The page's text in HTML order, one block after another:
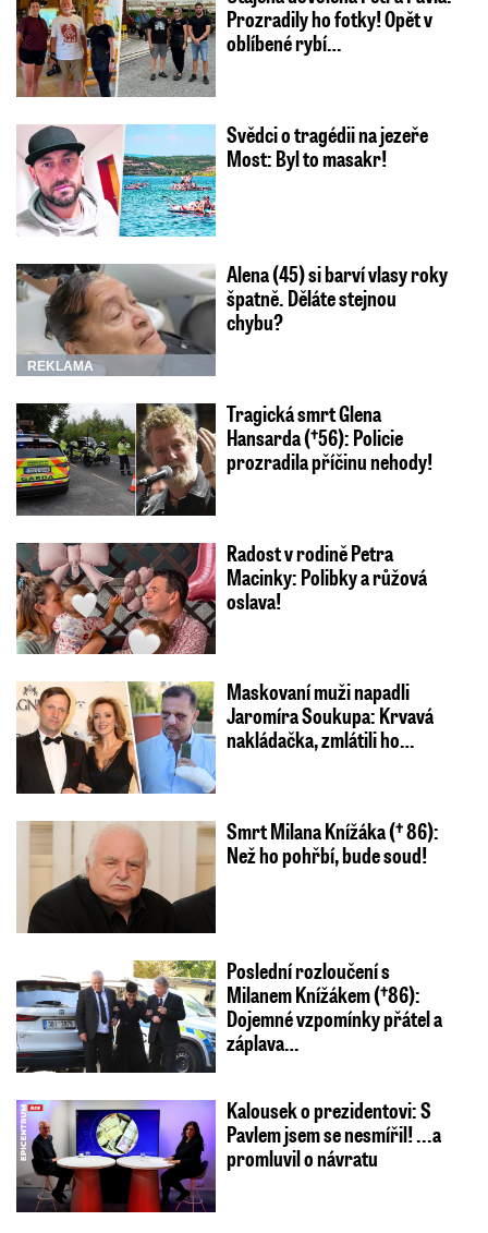
Prozradily ho fotky! Opět v
oblíbené rybí…
Svědci o tragédii na jezeře
Most: Byl to masakr!
REKLAMA
Alena (45) si barví vlasy roky
špatně. Děláte stejnou
chybu?
Tragická smrt Glena
Hansarda (†56): Policie
prozradila příčinu nehody!
Radost v rodině Petra
Macinky: Polibky a růžová
oslava!
Maskovaní muži napadli
Jaromíra Soukupa: Krvavá
nakládačka, zmlátili ho…
Smrt Milana Knížáka († 86):
Než ho pohřbí, bude soud!
Poslední rozloučení s
Milanem Knížákem (†86):
Dojemné vzpomínky přátel a
záplava…
Kalousek o prezidentovi: S
Pavlem jsem se nesmířil! ...a
promluvil o návratu